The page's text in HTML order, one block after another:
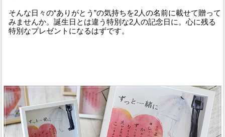
そんな日々の“ありがとう”の気持ちを2人の名前に載せて贈って
みませんか。誕生日とは違う特別な2人の記念日に。心に残る
特別なプレゼントになるはずです。